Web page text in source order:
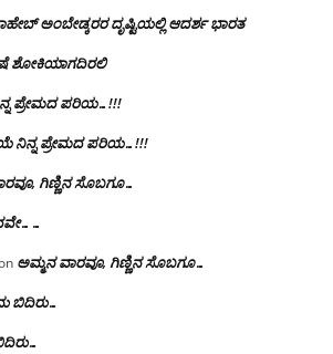
ಅಂಬೇಡ್ಕರರ ದೃಷ್ಟಿಯಲ್ಲಿ ಆದರ್ಶ ಭಾರತ
ಶೋಕಿಯಾಗದಿರಲಿ
ಪ್ರೇಮದ ಪರಿಯ…!!!
ನಿನ್ನ ಪ್ರೇಮದ ಪರಿಯ…!!!
ಗಿಣ್ಣಿನ ಸೊಬಗೂ…
ಅಮ್ಮನ ವಾರವೂ, ಗಿಣ್ಣಿನ ಸೊಬಗೂ…
ಬಿದಿರು…